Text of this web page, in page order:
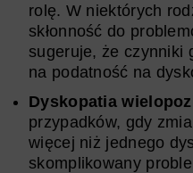
rolę. W niektórych
skłonność do
sugeruje, że czynniki
na podatność na
Dyskopatia
przypadków, gdy
więcej niż jednego
skomplikowany